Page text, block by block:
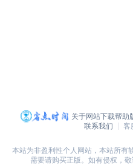
关于网站下载帮助
联系我们
客
本站为非盈利性个人网站，本站所有
需要请购买正版。如有侵权，